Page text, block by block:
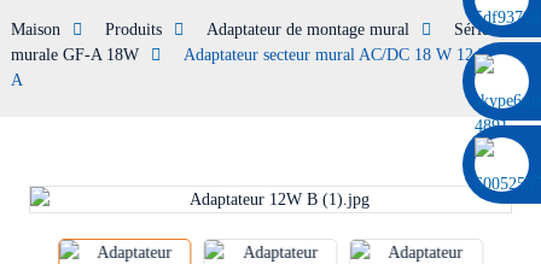
Maison Produits Adaptateur de montage mural
Série
murale GF-A 18W
Adaptateur secteur mural AC/DC 18 W 12 V 1,5
A